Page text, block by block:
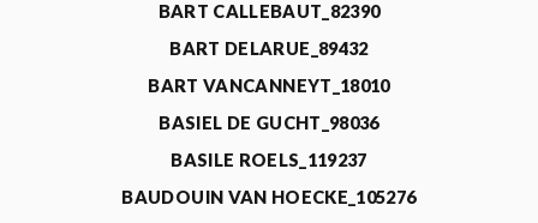
BART CALLEBAUT_82390
BART DELARUE_89432
BART VANCANNEYT_18010
BASIEL DE GUCHT_98036
BASILE ROELS_119237
BAUDOUIN VAN HOECKE_105276